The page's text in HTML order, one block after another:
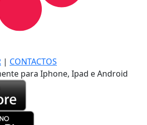
| CONTACTOS
para Iphone, Ipad e Android